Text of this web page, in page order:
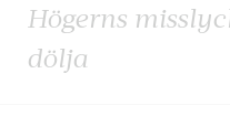
Högerns
dölja